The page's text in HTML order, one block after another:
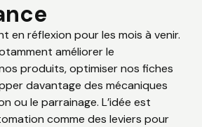
en réflexion pour les mois à venir.
améliorer le
produits, optimiser nos fiches
davantage des mécaniques
ou le parrainage. L’idée est
comme des leviers pour